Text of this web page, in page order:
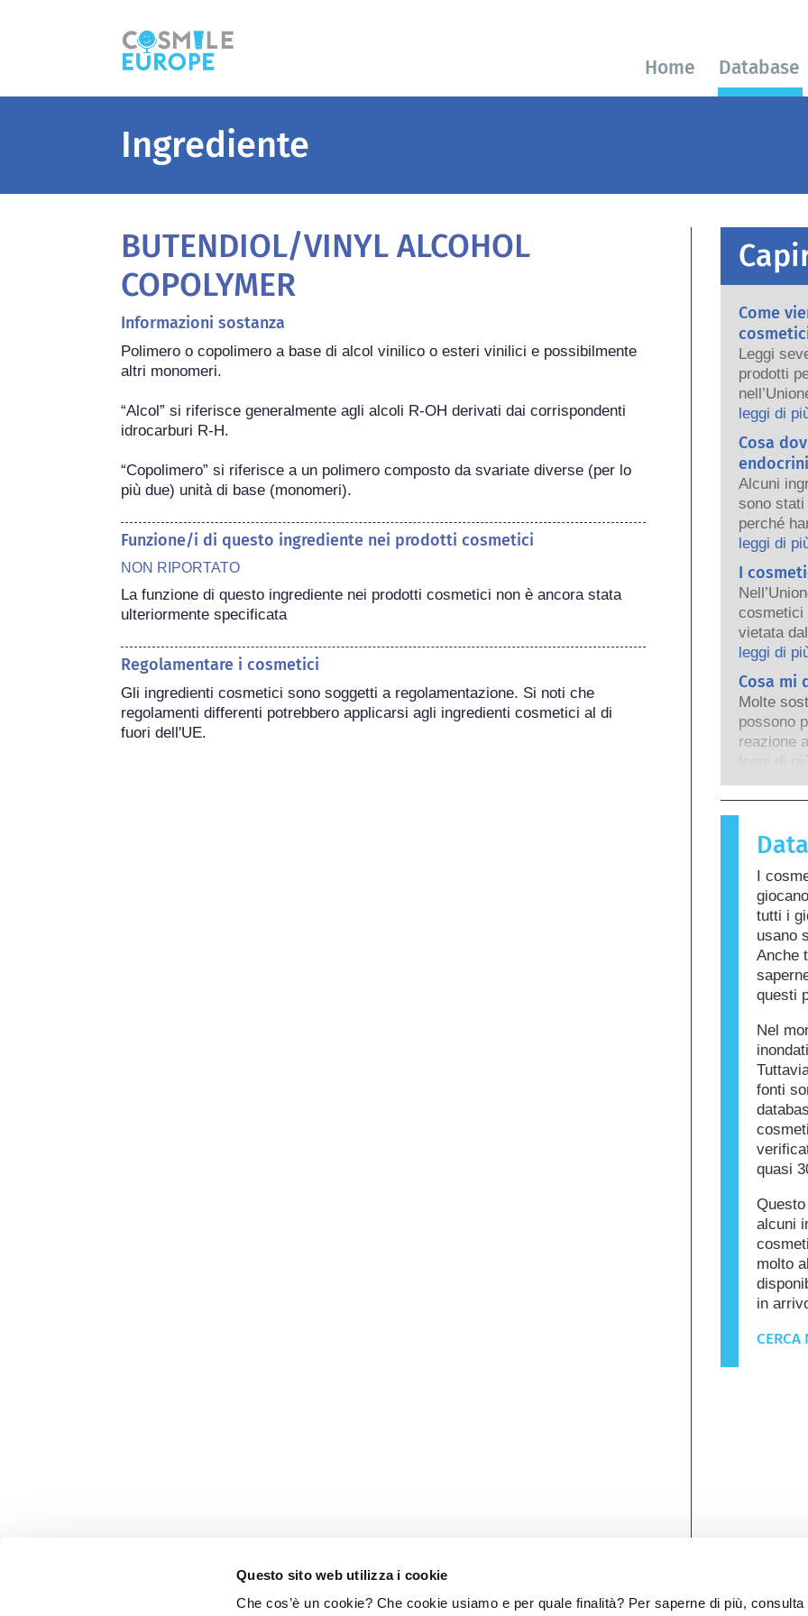
Questo sito web utilizza i cookie
Che cos’è un cookie? Che cookie usiamo e per quale finalità? Per saperne di più, consulta
Home Database
Ingrediente
BUTENDIOL/VINYL ALCOHOL
COPOLYMER
Informazioni sostanza
Polimero o copolimero a base di alcol vinilico o esteri vinilici e possibilmente
altri monomeri.
“Alcol” si riferisce generalmente agli alcoli R-OH derivati dai corrispondenti
idrocarburi R-H.
“Copolimero” si riferisce a un polimero composto da svariate diverse (per lo
più due) unità di base (monomeri).
Funzione/i di questo ingrediente nei prodotti cosmetici
NON RIPORTATO
La funzione di questo ingrediente nei prodotti cosmetici non è ancora stata
ulteriormente specificata
Regolamentare i cosmetici
Gli ingredienti cosmetici sono soggetti a regolamentazione. Si noti che
regolamenti differenti potrebbero applicarsi agli ingredienti cosmetici al di
fuori dell'UE.
Come
Leggi
prodotti
persone.
sicuri i
leggi di
Cosa
Alcuni
sono stati
perché
delle
qualcosa
un
ormoni,
e si tratta
disturbi
esperti
sono
tutti i
leggi di
I
cosmetici
vietata
che fosse
cosmetici
persona
cercare
animali
leggi di
Cosa mi
Molte
possono
reazione
verifica
per la
sostanza
per
prodotto
altri.
leggi di più
I
tutti i
usano
Anche
questi
Nel
fonti
quasi
alcuni
molto
in
CERCA